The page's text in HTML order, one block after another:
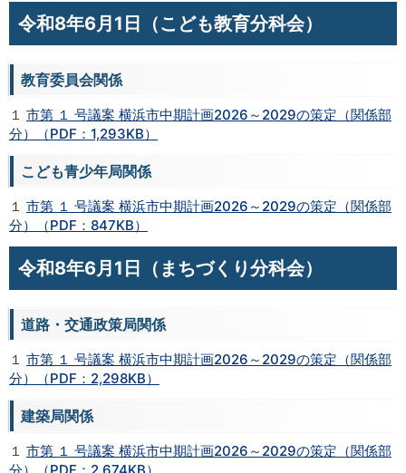
令和8年6月1日（こども教育分科会）
教育委員会関係
１ 市第 １ 号議案 横浜市中期計画2026～2029の策定（関係部
分）（PDF：1,293KB）
こども青少年局関係
１ 市第 １ 号議案 横浜市中期計画2026～2029の策定（関係部
分）（PDF：847KB）
令和8年6月1日（まちづくり分科会）
道路・交通政策局関係
１ 市第 １ 号議案 横浜市中期計画2026～2029の策定（関係部
分）（PDF：2,298KB）
建築局関係
１ 市第 １ 号議案 横浜市中期計画2026～2029の策定（関係部
分）（PDF：2,674KB）